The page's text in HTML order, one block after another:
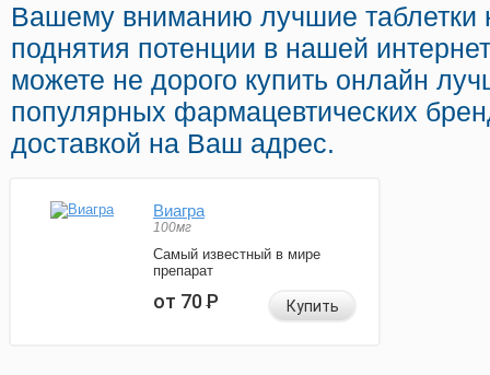
Вашему вниманию лучшие таблетки
поднятия потенции в нашей
можете не дорого купить онлайн
популярных фармацевтических
доставкой на Ваш адрес.
Виагра
100мг
Самый известный в мире
препарат
от 70Р Купить